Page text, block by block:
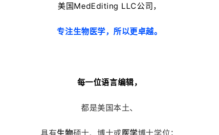
美国MedEditing LLC公司，
专注生物医学，所以更卓越。
每一位语言编辑，
都是美国本土、
具有生物硕士、博士或医学博士学位；